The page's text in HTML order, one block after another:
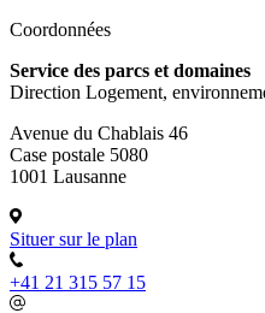
Coordonnées
Service des parcs et domaines
Direction Logement,
Avenue du Chablais 46
Case postale 5080
1001 Lausanne
Situer sur le plan
+41 21 315 57 15